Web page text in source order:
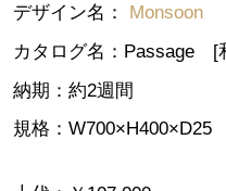
デザイン名： Monsoon
カタログ名： Passage [
納期： 約2週間
規格： W700×H400×D25